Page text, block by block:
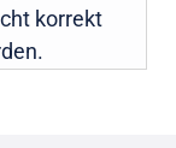
korrekt